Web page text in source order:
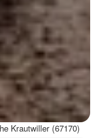
Krautwiller (67170)